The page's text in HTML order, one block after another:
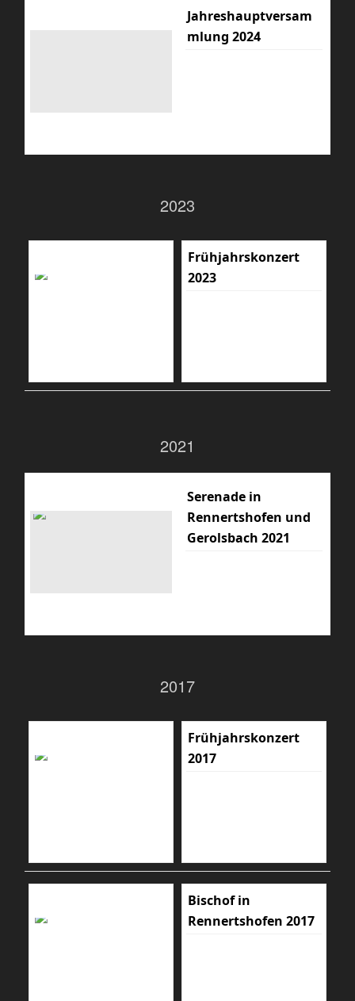
Jahreshauptversam
mlung 2024
2023
Frühjahrskonzert
2023
2021
Serenade in
Rennertshofen und
Gerolsbach 2021
2017
Frühjahrskonzert
2017
Bischof in
Rennertshofen 2017